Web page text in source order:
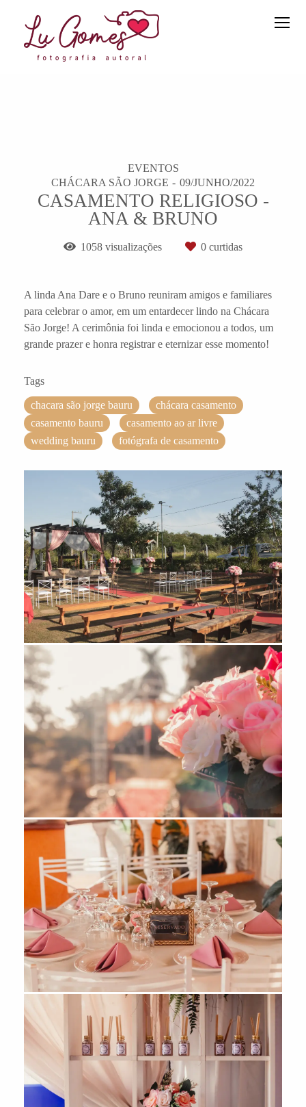
EVENTOS
CHÁCARA SÃO JORGE
09/JUNHO/2022
CASAMENTO RELIGIOSO -
ANA & BRUNO
1058 visualizações 0 curtidas
A linda Ana Dare e o Bruno reuniram amigos e familiares
para celebrar o amor, em um entardecer lindo na Chácara
São Jorge! A cerimônia foi linda e emocionou a todos, um
grande prazer e honra registrar e eternizar esse momento!
Tags
chacara são jorge bauru
chácara casamento
casamento bauru
casamento ao ar livre
wedding bauru
fotógrafa de casamento